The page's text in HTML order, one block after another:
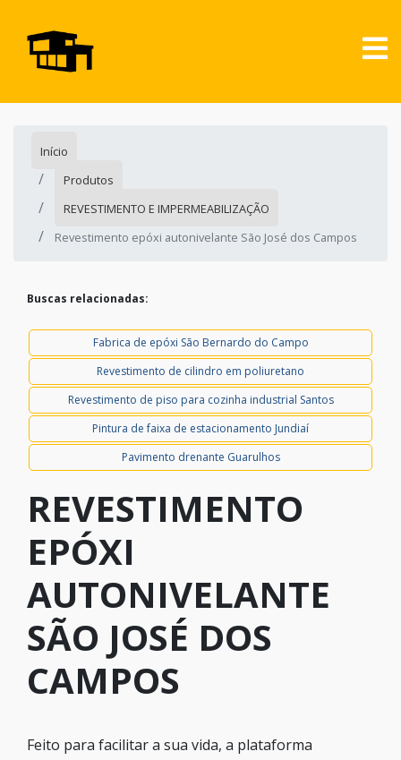
Início
Produtos
REVESTIMENTO E IMPERMEABILIZAÇÃO
Revestimento epóxi autonivelante São José dos Campos
Buscas relacionadas:
Fabrica de epóxi São Bernardo do Campo
Revestimento de cilindro em poliuretano
Revestimento de piso para cozinha industrial Santos
Pintura de faixa de estacionamento Jundiaí
Pavimento drenante Guarulhos
REVESTIMENTO
EPÓXI
AUTONIVELANTE
SÃO JOSÉ DOS
CAMPOS
Feito para facilitar a sua vida, a plataforma